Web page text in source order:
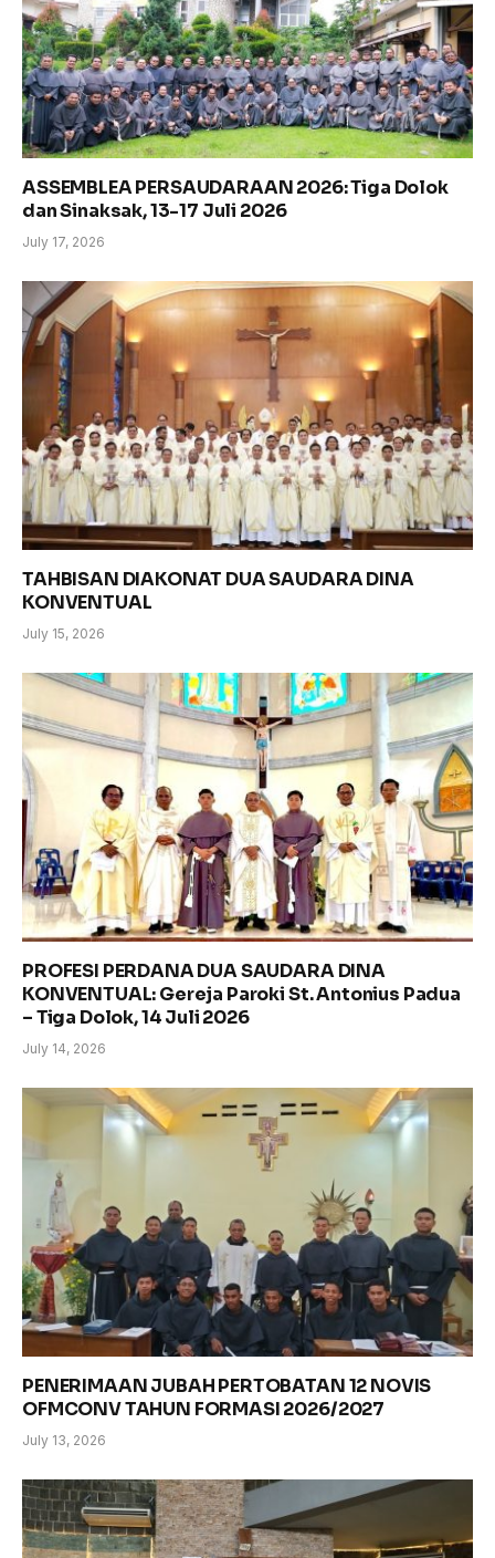
ASSEMBLEA PERSAUDARAAN 2026: Tiga Dolok
dan Sinaksak, 13-17 Juli 2026
July 17, 2026
TAHBISAN DIAKONAT DUA SAUDARA DINA
KONVENTUAL
July 15, 2026
PROFESI PERDANA DUA SAUDARA DINA
KONVENTUAL: Gereja Paroki St. Antonius Padua
– Tiga Dolok, 14 Juli 2026
July 14, 2026
PENERIMAAN JUBAH PERTOBATAN 12 NOVIS
OFMCONV TAHUN FORMASI 2026/2027
July 13, 2026